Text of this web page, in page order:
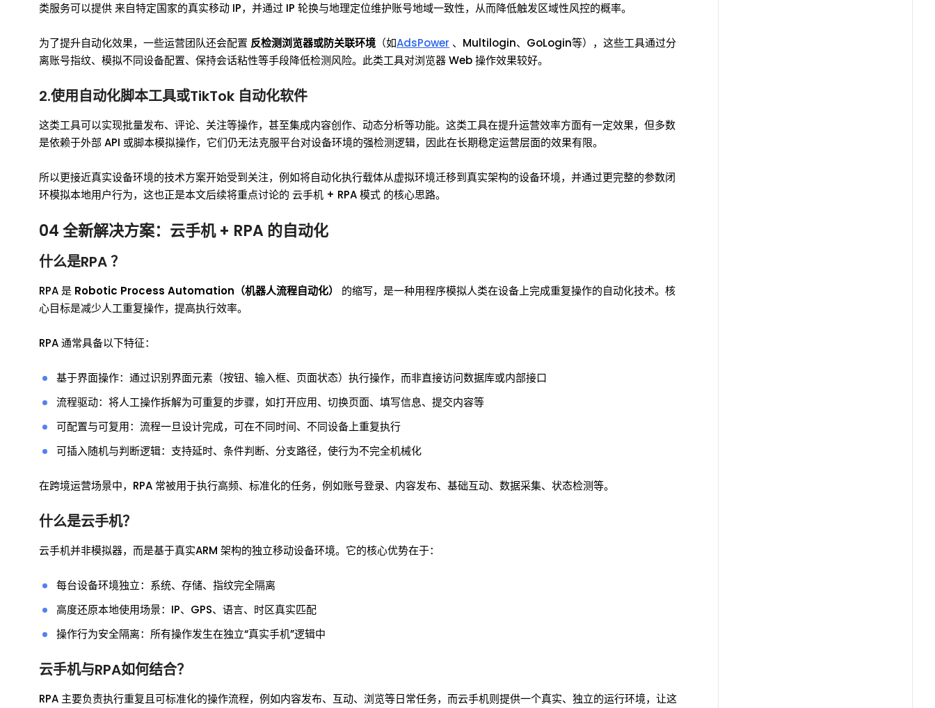
类服务可以提供 来自特定国家的真实移动 IP，并通过 IP 轮换与地理定位维护账号地域一致性，从而降低触发区域性风控的概率。
为了提升自动化效果，一些运营团队还会配置 反检测浏览器或防关联环境 （如AdsPower 、Multilogin、GoLogin等），这些工具通过分
离账号指纹、模拟不同设备配置、保持会话粘性等手段降低检测风险。此类工具对浏览器 Web 操作效果较好。
2.使用自动化脚本工具或TikTok 自动化软件
这类工具可以实现批量发布、评论、关注等操作，甚至集成内容创作、动态分析等功能。这类工具在提升运营效率方面有一定效果，但多数
是依赖于外部 API 或脚本模拟操作，它们仍无法克服平台对设备环境的强检测逻辑，因此在长期稳定运营层面的效果有限。
所以更接近真实设备环境的技术方案开始受到关注，例如将自动化执行载体从虚拟环境迁移到真实架构的设备环境，并通过更完整的参数闭
环模拟本地用户行为，这也正是本文后续将重点讨论的 云手机 + RPA 模式 的核心思路。
04 全新解决方案：云手机 + RPA 的自动化
什么是RPA ？
RPA 是 Robotic Process Automation（机器人流程自动化）
的缩写，是一种用程序模拟人类在设备上完成重复操作的自动化技术。核
心目标是减少人工重复操作，提高执行效率。
RPA 通常具备以下特征：
基于界面操作：通过识别界面元素（按钮、输入框、页面状态）执行操作，而非直接访问数据库或内部接口
流程驱动：将人工操作拆解为可重复的步骤，如打开应用、切换页面、填写信息、提交内容等
可配置与可复用：流程一旦设计完成，可在不同时间、不同设备上重复执行
可插入随机与判断逻辑：支持延时、条件判断、分支路径，使行为不完全机械化
在跨境运营场景中，RPA 常被用于执行高频、标准化的任务，例如账号登录、内容发布、基础互动、数据采集、状态检测等。
什么是云手机？
云手机并非模拟器，而是基于真实ARM 架构的独立移动设备环境。它的核心优势在于：
每台设备环境独立：系统、存储、指纹完全隔离
高度还原本地使用场景：IP、GPS、语言、时区真实匹配
操作行为安全隔离：所有操作发生在独立“真实手机”逻辑中
云手机与RPA如何结合？
RPA 主要负责执行重复且可标准化的操作流程，例如内容发布、互动、浏览等日常任务，而云手机则提供一个真实、独立的运行环境，让这